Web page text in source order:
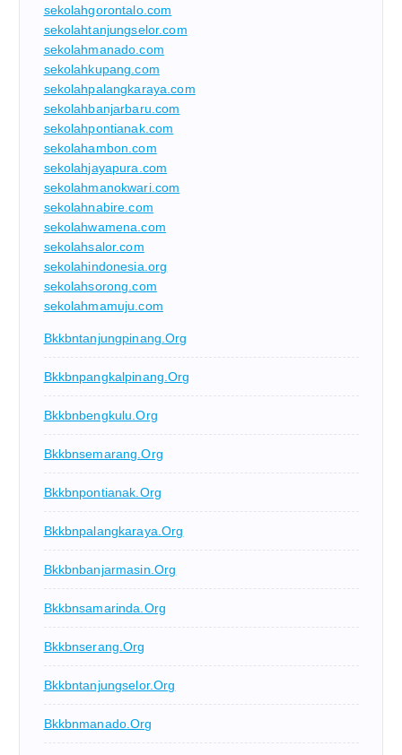
sekolahgorontalo.com
sekolahtanjungselor.com
sekolahmanado.com
sekolahkupang.com
sekolahpalangkaraya.com
sekolahbanjarbaru.com
sekolahpontianak.com
sekolahambon.com
sekolahjayapura.com
sekolahmanokwari.com
sekolahnabire.com
sekolahwamena.com
sekolahsalor.com
sekolahindonesia.org
sekolahsorong.com
sekolahmamuju.com
Bkkbntanjungpinang.org
Bkkbnpangkalpinang.org
Bkkbnbengkulu.org
Bkkbnsemarang.org
Bkkbnpontianak.org
Bkkbnpalangkaraya.org
Bkkbnbanjarmasin.org
Bkkbnsamarinda.org
Bkkbnserang.org
Bkkbntanjungselor.org
Bkkbnmanado.org